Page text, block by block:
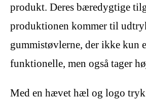
produkt. Deres bæredygtige
produktionen kommer til
gummistøvlerne, der ikke kun
funktionelle, men også tager
Med en hævet hæl og logo